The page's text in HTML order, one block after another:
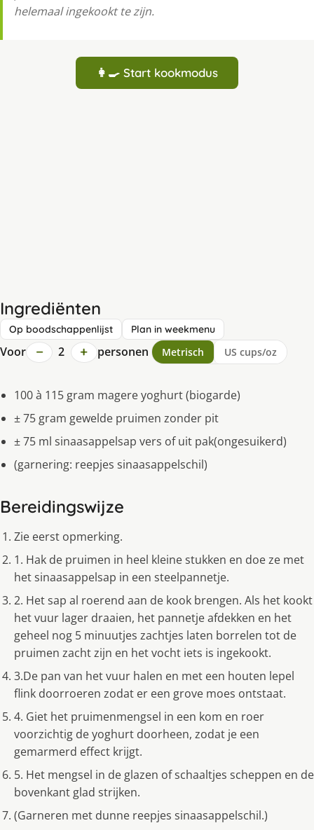
helemaal ingekookt te zijn.
👩‍🍳 Start kookmodus
Ingrediënten
Op boodschappenlijst Plan in weekmenu
Voor − 2 + personen Metrisch US cups/oz
100 à 115 gram magere yoghurt (biogarde)
± 75 gram gewelde pruimen zonder pit
± 75 ml sinaasappelsap vers of uit pak(ongesuikerd)
(garnering: reepjes sinaasappelschil)
Bereidingswijze
Zie eerst opmerking.
1. Hak de pruimen in heel kleine stukken en doe ze met
het sinaasappelsap in een steelpannetje.
2. Het sap al roerend aan de kook brengen. Als het kookt
het vuur lager draaien, het pannetje afdekken en het
geheel nog 5 minuutjes zachtjes laten borrelen tot de
pruimen zacht zijn en het vocht iets is ingekookt.
3.De pan van het vuur halen en met een houten lepel
flink doorroeren zodat er een grove moes ontstaat.
4. Giet het pruimenmengsel in een kom en roer
voorzichtig de yoghurt doorheen, zodat je een
gemarmerd effect krijgt.
5. Het mengsel in de glazen of schaaltjes scheppen en de
bovenkant glad strijken.
(Garneren met dunne reepjes sinaasappelschil.)